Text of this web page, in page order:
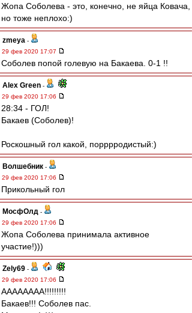
Жопа Соболева - это, конечно, не яйца Ковача,
но тоже неплохо:)
zmeya -
29 фев 2020 17:07
Соболев попой голевую на Бакаева. 0-1 !!
Alex Green -
29 фев 2020 17:06
28:34 - ГОЛ!
Бакаев (Соболев)!
Роскошный гол какой, порррродистый:)
Волшебник -
29 фев 2020 17:06
Прикольный гол
МосфОлд -
29 фев 2020 17:06
Жопа Соболева принимала активное
участие!)))
Zely69 -
29 фев 2020 17:06
АААААААА!!!!!!!!!
Бакаев!!! Соболев пас.